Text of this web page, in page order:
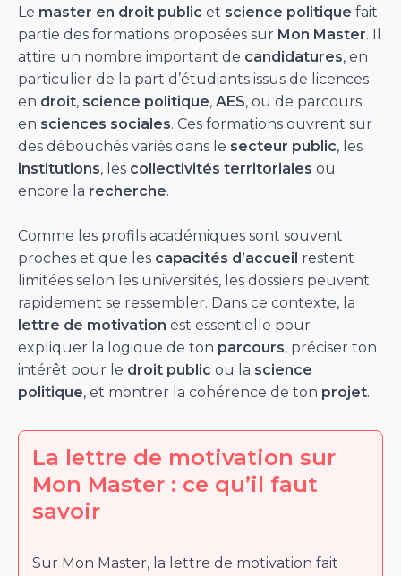
Le master en droit public et science politique fait
partie des formations proposées sur Mon Master. Il
attire un nombre important de candidatures, en
particulier de la part d’étudiants issus de licences
en droit, science politique, AES, ou de parcours
en sciences sociales. Ces formations ouvrent sur
des débouchés variés dans le secteur public, les
institutions, les collectivités territoriales ou
encore la recherche.
Comme les profils académiques sont souvent
proches et que les capacités d’accueil restent
limitées selon les universités, les dossiers peuvent
rapidement se ressembler. Dans ce contexte, la
lettre de motivation est essentielle pour
expliquer la logique de ton parcours, préciser ton
intérêt pour le droit public ou la science
politique, et montrer la cohérence de ton projet.
La lettre de motivation sur
Mon Master : ce qu’il faut
savoir
Sur Mon Master, la lettre de motivation fait